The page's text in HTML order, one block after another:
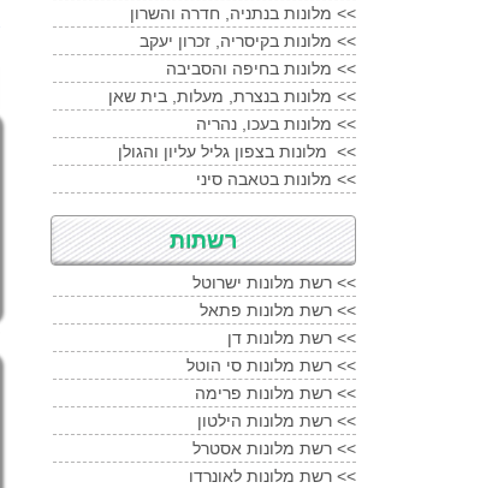
מלונות בנתניה, חדרה והשרון <<
מלונות בקיסריה, זכרון יעקב <<
מלונות בחיפה והסביבה <<
מלונות בנצרת, מעלות, בית שאן <<
מלונות בעכו, נהריה <<
מלונות בצפון גליל עליון והגולן <<
מלונות בטאבה סיני <<
רשתות
רשת מלונות ישרוטל <<
רשת מלונות פתאל <<
רשת מלונות דן <<
רשת מלונות סי הוטל <<
רשת מלונות פרימה <<
רשת מלונות הילטון <<
רשת מלונות אסטרל <<
רשת מלונות לאונרדו <<